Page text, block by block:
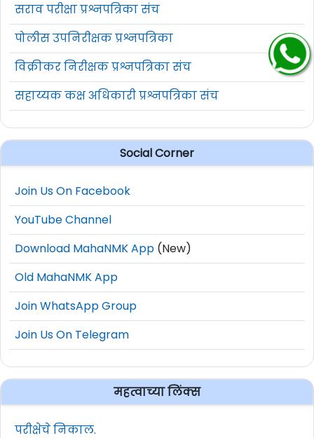
सराव परीक्षा प्रश्नपत्रिका संच
पोलीस उपनिरीक्षक प्रश्नपत्रिका
विक्रीकर निरीक्षक प्रश्नपत्रिका संच
सहाय्यक कक्ष अधिकारी प्रश्नपत्रिका संच
Social Corner
Join Us On Facebook
YouTube Channel
Download MahaNMK App (New)
Old MahaNMK App
Join WhatsApp Group
Join Us On Telegram
महत्वाच्या लिंक्स
परीक्षेचे निकाल.